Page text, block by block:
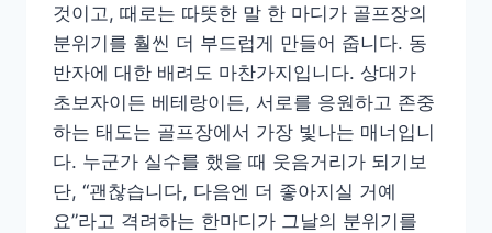
것이고, 때로는 따뜻한 말 한 마디가 골프장의
분위기를 훨씬 더 부드럽게 만들어 줍니다. 동
반자에 대한 배려도 마찬가지입니다. 상대가
초보자이든 베테랑이든, 서로를 응원하고 존중
하는 태도는 골프장에서 가장 빛나는 매너입니
다. 누군가 실수를 했을 때 웃음거리가 되기보
단, “괜찮습니다, 다음엔 더 좋아지실 거예
요”라고 격려하는 한마디가 그날의 분위기를